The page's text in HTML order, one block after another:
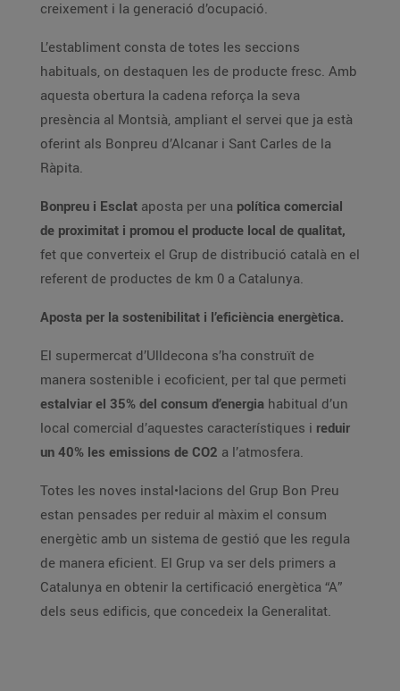
creixement i la generació d’ocupació.
L’establiment consta de totes les seccions
habituals, on destaquen les de producte fresc. Amb
aquesta obertura la cadena reforça la seva
presència al Montsià, ampliant el servei que ja està
oferint als Bonpreu d’Alcanar i Sant Carles de la
Ràpita.
Bonpreu i Esclat aposta per una política comercial
de proximitat i promou el producte local de qualitat,
fet que converteix el Grup de distribució català en el
referent de productes de km 0 a Catalunya.
Aposta per la sostenibilitat i l’eficiència energètica.
El supermercat d’Ulldecona s’ha construït de
manera sostenible i ecoficient, per tal que permeti
estalviar el 35% del consum d’energia habitual d’un
local comercial d’aquestes característiques i reduir
un 40% les emissions de CO2 a l’atmosfera.
Totes les noves instal•lacions del Grup Bon Preu
estan pensades per reduir al màxim el consum
energètic amb un sistema de gestió que les regula
de manera eficient. El Grup va ser dels primers a
Catalunya en obtenir la certificació energètica “A”
dels seus edificis, que concedeix la Generalitat.